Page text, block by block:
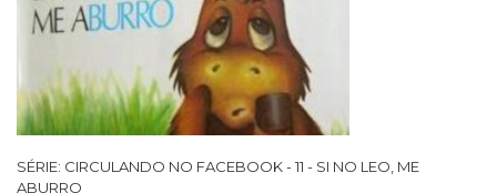
SÉRIE: CIRCULANDO NO FACEBOOK - 11 - SI NO LEO, ME
ABURRO